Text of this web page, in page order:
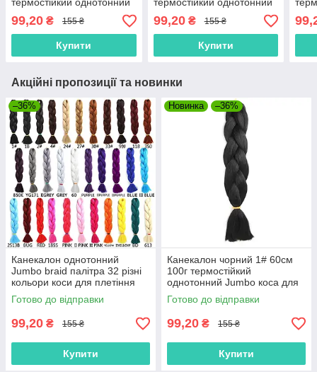
термостійкий однотонний
Jumbo коса для плетіння
афро кіски дред брейдів
99,20 ₴ 155 ₴
Купити
термостійкий однотонний
Jumbo коса для плетіння
афро кіски дред брейдів
99,20₴ 155 ₴
Купити
Акційні пропозиції та новинки
–36%
Канекалон однотонний
Jumbo braid палітра 32 різні
кольори коси для плетіння
60см 100г термостійкий афро
кіски
Готово до відправки
99,20 ₴ 155 ₴
Купити
Новинка –36%
Канекалон чорний 1# 60см
100г термостійкий
однотонний Jumbo коса для
плетіння афро кіски дред
брейдів
Готово до відправки
99,20 ₴ 155 ₴
Купити